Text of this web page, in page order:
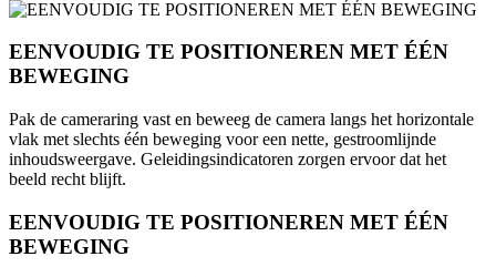
EENVOUDIG TE POSITIONEREN MET ÉÉN
BEWEGING
Pak de cameraring vast en beweeg de camera langs het horizontale
vlak met slechts één beweging voor een nette, gestroomlijnde
inhoudsweergave. Geleidingsindicatoren zorgen ervoor dat het
beeld recht blijft.
EENVOUDIG TE POSITIONEREN MET ÉÉN
BEWEGING